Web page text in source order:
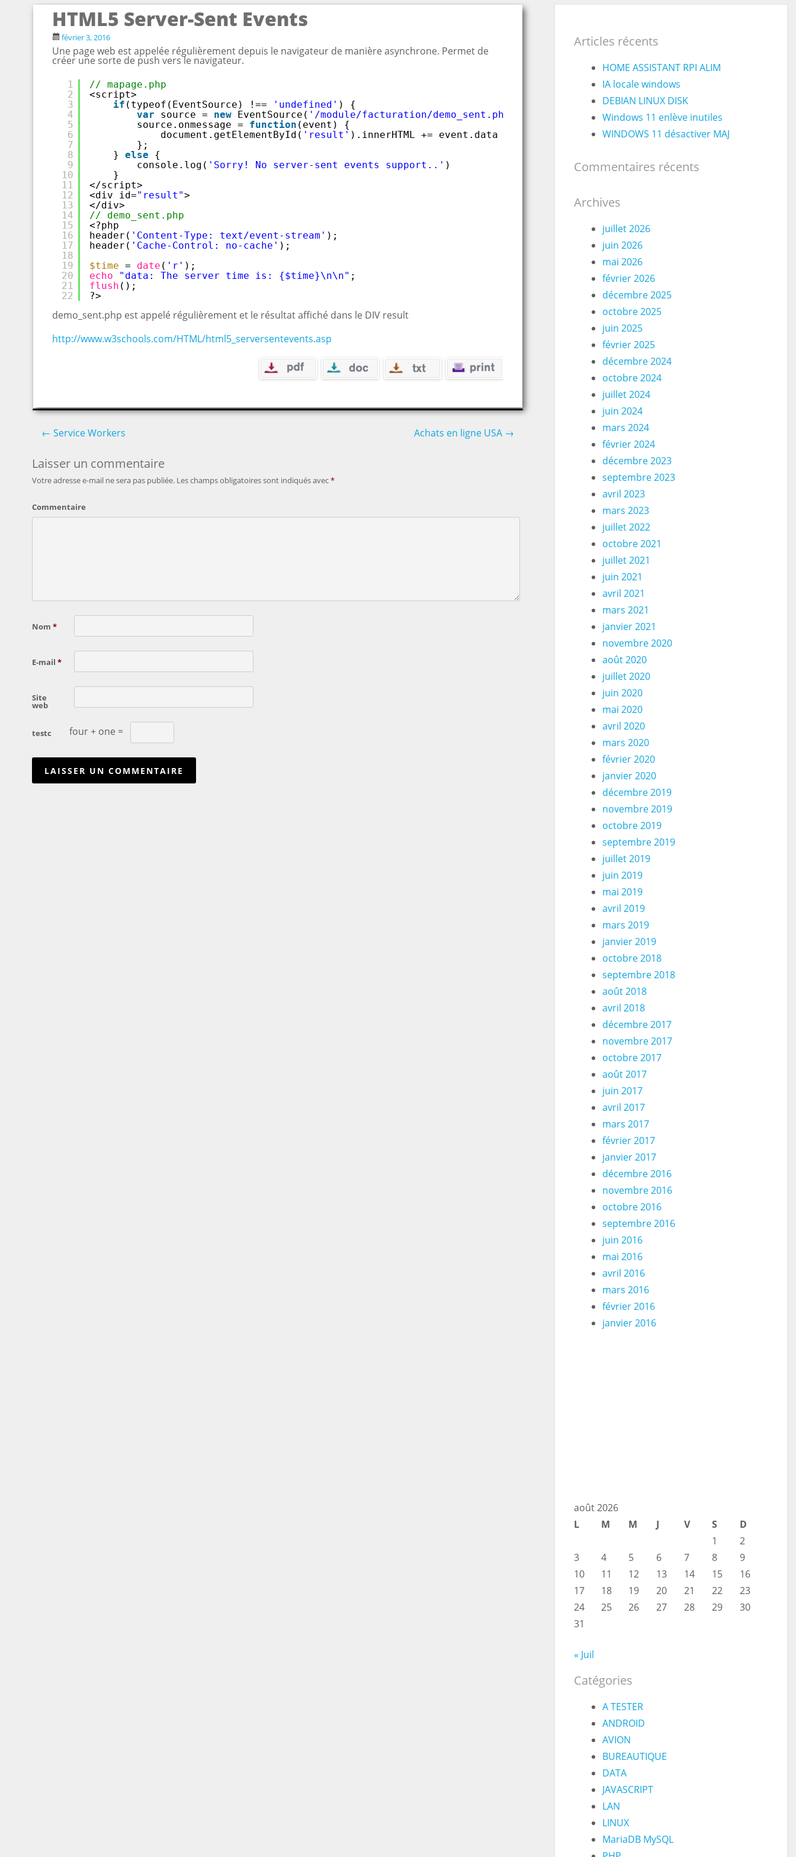
HTML5 Server-Sent Events
février 3, 2016
Une page web est appelée régulièrement depuis le navigateur de manière asynchrone. Permet de
créer une sorte de push vers le navigateur.
1
2
3
4
5
6
7
8
9
10
11
12
13
14
15
16
17
18
19
20
21
22
// mapage.php
<script>
if (typeof(EventSource) !== 'undefined' ) {
var
source = new EventSource( '/module/facturation/demo_sent.php'
source.onmessage = function (event) {
document.getElementById( 'result' ).innerHTML += event.data +
};
} else
{
console.log( 'Sorry! No server-sent events support..' )
}
</script>
<div id="result">
</div>
// demo_sent.php
<?php
header( 'Content-Type: text/event-stream' );
header( 'Cache-Control: no-cache' );
$time = date ( 'r' );
echo
"data: The server time is: {$time}\n\n" ;
flush ();
?>
demo_sent.php est appelé régulièrement et le résultat affiché dans le DIV result
http://www.w3schools.com/HTML/html5_serversentevents.asp
Post navigation
← Service Workers Achats en ligne USA →
Laisser un commentaire
Votre adresse e-mail ne sera pas publiée.Les champs obligatoires sont indiqués avec*
Commentaire
Nom *
E-mail *
Site
web
testc four + one =
Articles récents
HOME ASSISTANT RPI ALIM
IA locale windows
DEBIAN LINUX DISK
Windows 11 enlève inutiles
WINDOWS 11 désactiver MAJ
Commentaires récents
Archives
juillet 2026
juin 2026
mai 2026
février 2026
décembre 2025
octobre 2025
juin 2025
février 2025
décembre 2024
octobre 2024
juillet 2024
juin 2024
mars 2024
février 2024
décembre 2023
septembre 2023
avril 2023
mars 2023
juillet 2022
octobre 2021
juillet 2021
juin 2021
avril 2021
mars 2021
janvier 2021
novembre 2020
août 2020
juillet 2020
juin 2020
mai 2020
avril 2020
mars 2020
février 2020
janvier 2020
décembre 2019
novembre 2019
octobre 2019
septembre 2019
juillet 2019
juin 2019
mai 2019
avril 2019
mars 2019
janvier 2019
octobre 2018
septembre 2018
août 2018
avril 2018
décembre 2017
novembre 2017
octobre 2017
août 2017
juin 2017
avril 2017
mars 2017
février 2017
janvier 2017
décembre 2016
novembre 2016
octobre 2016
septembre 2016
juin 2016
mai 2016
avril 2016
mars 2016
février 2016
janvier 2016
août 2026
L
M M J V S
D
1
2
3
4 5 6 7 8
9
10
11 12 13 14 15
16
17
18 19 20 21 22
23
24
25 26 27 28 29
30
31
« Juil
Catégories
A TESTER
ANDROID
AVION
BUREAUTIQUE
DATA
JAVASCRIPT
LAN
LINUX
MariaDB MySQL